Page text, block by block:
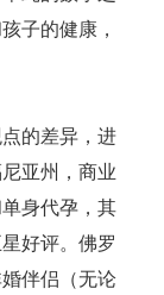
子的健康，
的差异，进
亚州，商业
身代孕，其
好评。佛罗
伴侣（无论